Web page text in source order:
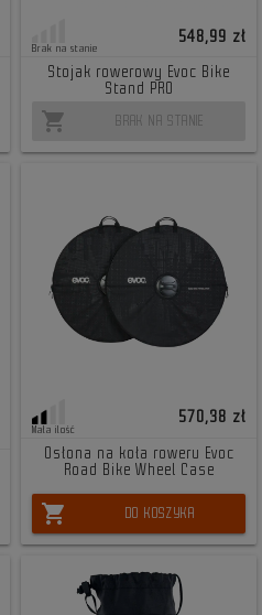
Brak na stanie
548,99 zł
Stojak rowerowy Evoc Bike
Stand PRO
shopping_cart BRAK NA STANIE
Mała ilość
570,38 zł
Osłona na koła roweru Evoc
Road Bike Wheel Case
shopping_cart DO KOSZYKA